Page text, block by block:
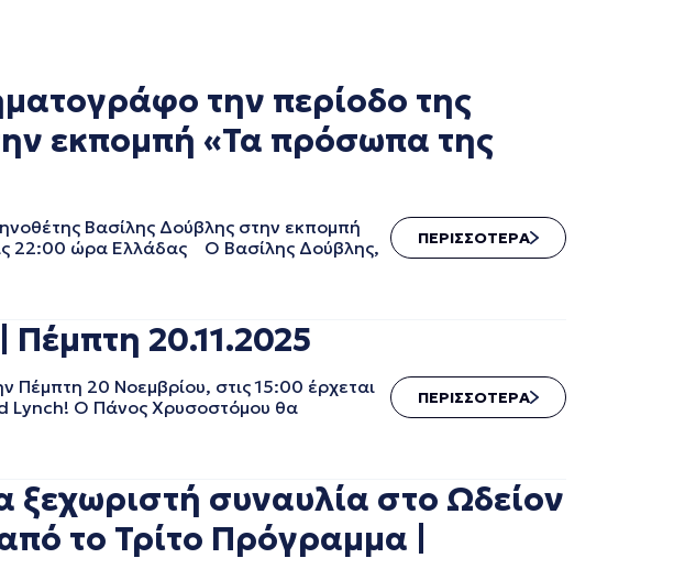
την περίοδο της
εκπομπή «Τα πρόσωπα της
Βασίλης Δούβλης στην εκπομπή
22:00 ώρα Ελλάδας Ο Βασίλης Δούβλης,
ΠΕΡΙΣΣΟΤΕΡΑ
20.11.2025
20 Νοεμβρίου, στις 15:00 έρχεται
Lynch! Ο Πάνος Χρυσοστόμου θα
ΠΕΡΙΣΣΟΤΕΡΑ
ξεχωριστή συναυλία στο Ωδείον
το Τρίτο Πρόγραμμα |